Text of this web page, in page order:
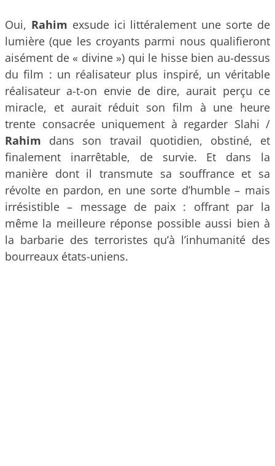
Oui, Rahim exsude ici littéralement une sorte de
lumière (que les croyants parmi nous qualifieront
aisément de « divine ») qui le hisse bien au-dessus
du film : un réalisateur plus inspiré, un véritable
réalisateur a-t-on envie de dire, aurait perçu ce
miracle, et aurait réduit son film à une heure
trente consacrée uniquement à regarder Slahi /
Rahim dans son travail quotidien, obstiné, et
finalement inarrêtable, de survie. Et dans la
manière dont il transmute sa souffrance et sa
révolte en pardon, en une sorte d’humble – mais
irrésistible – message de paix : offrant par la
même la meilleure réponse possible aussi bien à
la barbarie des terroristes qu’à l’inhumanité des
bourreaux états-uniens.